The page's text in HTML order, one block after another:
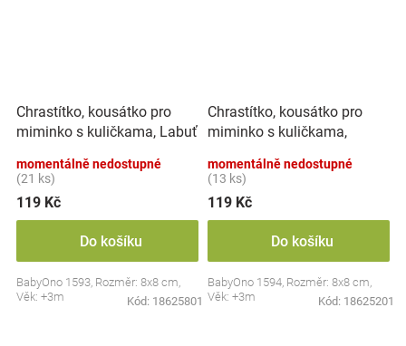
Chrastítko, kousátko pro
miminko s kuličkama, Labuť
momentálně nedostupné
(21 ks)
119 Kč
Do košíku
BabyOno 1593, Rozměr: 8x8 cm,
Věk: +3m
Kód: 18625801
Chrastítko, kousátko pro
miminko s kuličkama,
momentálně nedostupné
(13 ks)
119 Kč
Do košíku
BabyOno 1594, Rozměr: 8x8 cm,
Věk: +3m
Kód: 18625201